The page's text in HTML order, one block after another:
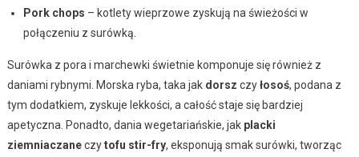
Pork chops – kotlety wieprzowe zyskują na świeżości w
połączeniu z surówką.
Surówka z pora i marchewki świetnie komponuje się również z
daniami rybnymi. Morska ryba, taka jak dorsz czyłosoś, podana z
tym dodatkiem, zyskuje lekkości, a całość staje się bardziej
apetyczna. Ponadto, dania wegetariańskie, jak placki
ziemniaczaneczytofu stir-fry, eksponują smak surówki, tworząc